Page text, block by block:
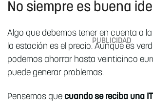
No siempre es buena
Algo que debemos tener en cuenta a
la estación es el precio. Aunque es
podemos ahorrar hasta veinticinco
puede generar problemas.
Pensemos que cuando se reciba una